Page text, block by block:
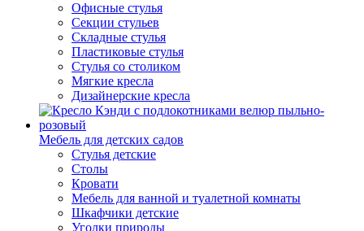
Офисные стулья
Секции стульев
Складные стулья
Пластиковые стулья
Стулья со столиком
Мягкие кресла
Дизайнерские кресла
Мебель для детских садов
Стулья детские
Столы
Кровати
Мебель для ванной и туалетной комнаты
Шкафчики детские
Уголки природы